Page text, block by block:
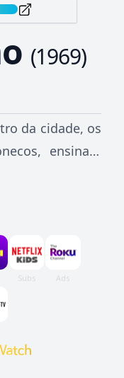
(1969)
da cidade, os
ensinam
desenhos